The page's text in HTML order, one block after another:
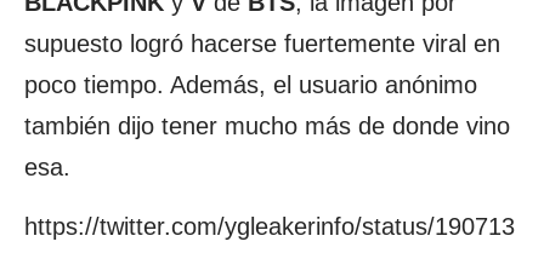
supuesto logró hacerse fuertemente viral en
poco tiempo. Además, el usuario anónimo
también dijo tener mucho más de donde vino
esa.
https://twitter.com/ygleakerinfo/status/190713